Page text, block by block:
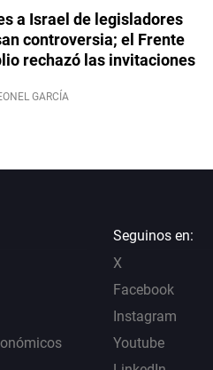
a Israel de legisladores
controversia; el Frente
rechazó las invitaciones
GARCÍA
Seguinos en:
X
Facebook
Instagram
Youtube